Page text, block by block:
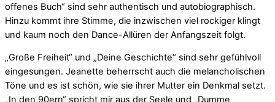
offenes Buch“ sind sehr authentisch und autobiographisch.
Hinzu kommt ihre Stimme, die inzwischen viel rockiger klingt
und kaum noch den Dance-Allüren der Anfangszeit folgt.
„Große Freiheit“ und „Deine Geschichte“ sind sehr gefühlvoll
eingesungen. Jeanette beherrscht auch die melancholischen
Töne und es ist schön, wie sie ihrer Mutter ein Denkmal setzt.
„In den 90ern“ spricht mir aus der Seele und „Dumme